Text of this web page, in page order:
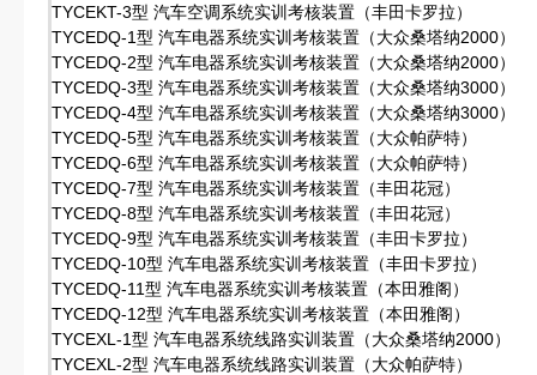
TYCEKT-3型 汽车空调系统实训考核装置（丰田卡罗拉）
TYCEDQ-1型 汽车电器系统实训考核装置（大众桑塔纳2000）
TYCEDQ-2型 汽车电器系统实训考核装置（大众桑塔纳2000）
TYCEDQ-3型 汽车电器系统实训考核装置（大众桑塔纳3000）
TYCEDQ-4型 汽车电器系统实训考核装置（大众桑塔纳3000）
TYCEDQ-5型 汽车电器系统实训考核装置（大众帕萨特）
TYCEDQ-6型 汽车电器系统实训考核装置（大众帕萨特）
TYCEDQ-7型 汽车电器系统实训考核装置（丰田花冠）
TYCEDQ-8型 汽车电器系统实训考核装置（丰田花冠）
TYCEDQ-9型 汽车电器系统实训考核装置（丰田卡罗拉）
TYCEDQ-10型 汽车电器系统实训考核装置（丰田卡罗拉）
TYCEDQ-11型 汽车电器系统实训考核装置（本田雅阁）
TYCEDQ-12型 汽车电器系统实训考核装置（本田雅阁）
TYCEXL-1型 汽车电器系统线路实训装置（大众桑塔纳2000）
TYCEXL-2型 汽车电器系统线路实训装置（大众帕萨特）